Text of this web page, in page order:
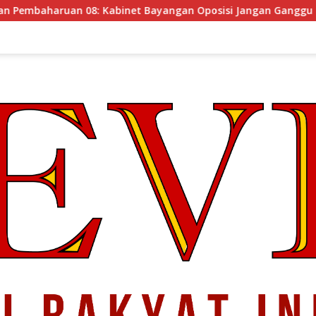
Bayangan Oposisi Jangan Ganggu Stabilitas Nasional dan